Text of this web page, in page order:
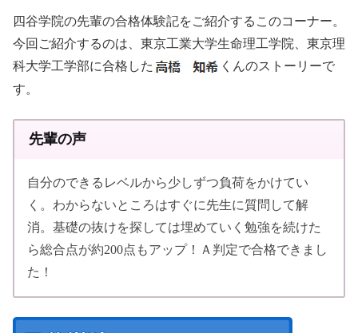
四谷学院の先輩の合格体験記をご紹介するこのコーナー。
今回ご紹介するのは、東京工業大学生命理工学院、東京理
科大学工学部に合格した
くんのストーリーで
す。
先輩の声
自分のできるレベルから少しずつ負荷をかけてい
く。わからないところはすぐに先生に質問して解
消。基礎の抜けを探しては埋めていく勉強を続けた
ら総合点が約200点もアップ！Ａ判定で合格できまし
た！